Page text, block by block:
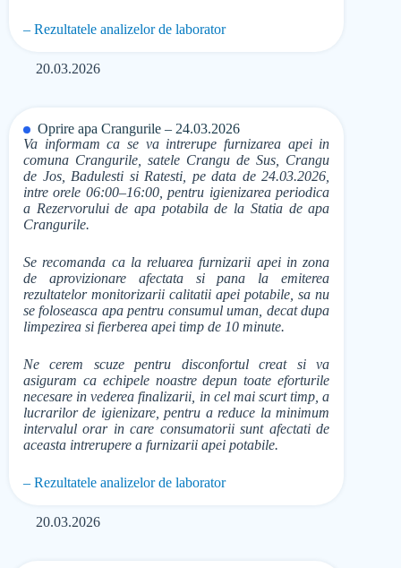
– Rezultatele analizelor de laborator
20.03.2026
Oprire apa Crangurile – 24.03.2026
Va informam ca se va intrerupe furnizarea apei in
comuna Crangurile, satele Crangu de Sus, Crangu
de Jos, Badulesti si Ratesti, pe data de 24.03.2026,
intre orele 06:00–16:00, pentru igienizarea periodica
a Rezervorului de apa potabila de la Statia de apa
Crangurile.
Se recomanda ca la reluarea furnizarii apei in zona
de aprovizionare afectata si pana la emiterea
rezultatelor monitorizarii calitatii apei potabile, sa nu
se foloseasca apa pentru consumul uman, decat dupa
limpezirea si fierberea apei timp de 10 minute.
Ne cerem scuze pentru disconfortul creat si va
asiguram ca echipele noastre depun toate eforturile
necesare in vederea finalizarii, in cel mai scurt timp, a
lucrarilor de igienizare, pentru a reduce la minimum
intervalul orar in care consumatorii sunt afectati de
aceasta intrerupere a furnizarii apei potabile.
– Rezultatele analizelor de laborator
20.03.2026